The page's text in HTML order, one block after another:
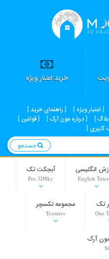
خرید اعتبار ویژه
اعتبار ویژه
راهنمای خرید
بلاگ درباره مون آرک
قوانین
انگلیسی
English
آبجکت تک
Pro 3DSky
تک
One
مجموعه تکسچر
Textures
آرک